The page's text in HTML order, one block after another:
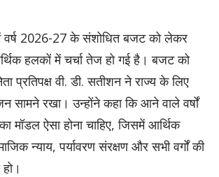
वर्ष 2026-27 के संशोधित बजट को लेकर
हलकों में चर्चा तेज हो गई है। बजट को
प्रतिपक्ष वी. डी. सतीशन ने राज्य के लिए
सामने रखा। उन्होंने कहा कि आने वाले वर्षों
मॉडल ऐसा होना चाहिए, जिसमें आर्थिक
न्याय, पर्यावरण संरक्षण और सभी वर्गों की